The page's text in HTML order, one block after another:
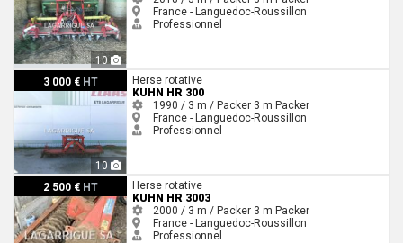
10
France - Languedoc-Roussillon
Professionnel
3 000 € HT
10
Kuhn HR 300
Herse rotative
KUHN HR 300
1990 / 3 m / Packer 3 m Packer
France - Languedoc-Roussillon
Professionnel
2 500 € HT
Kuhn Hr 3003
Herse rotative
KUHN HR 3003
2000 / 3 m / Packer 3 m Packer
France - Languedoc-Roussillon
Professionnel